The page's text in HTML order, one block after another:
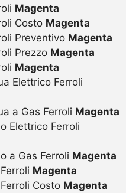
Magenta
Costo Magenta
Preventivo Magenta
Prezzo Magenta
Magenta
Elettrico Ferroli
a Gas Ferroli Magenta
Elettrico Ferroli
a Gas Ferroli Magenta
Magenta
Costo Magenta